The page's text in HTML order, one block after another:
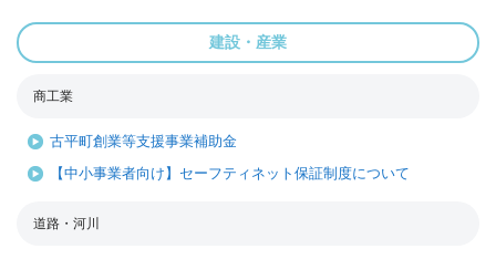
建設・産業
商工業
古平町創業等支援事業補助金
【中小事業者向け】セーフティネット保証制度について
道路・河川